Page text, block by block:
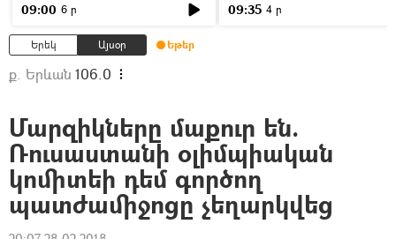
09:00 6 ր 09:35 4 ր
Երեկ Այսօր Եթեր
ք. Երևան 106.0
Մարզիկները մաքուր են.
Ռուսաստանի օլիմպիական
կոմիտեի դեմ գործող
պատժամիջոցը չեղարկվեց